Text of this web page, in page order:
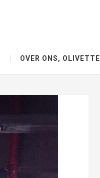
OVER ONS, OLIVETTE